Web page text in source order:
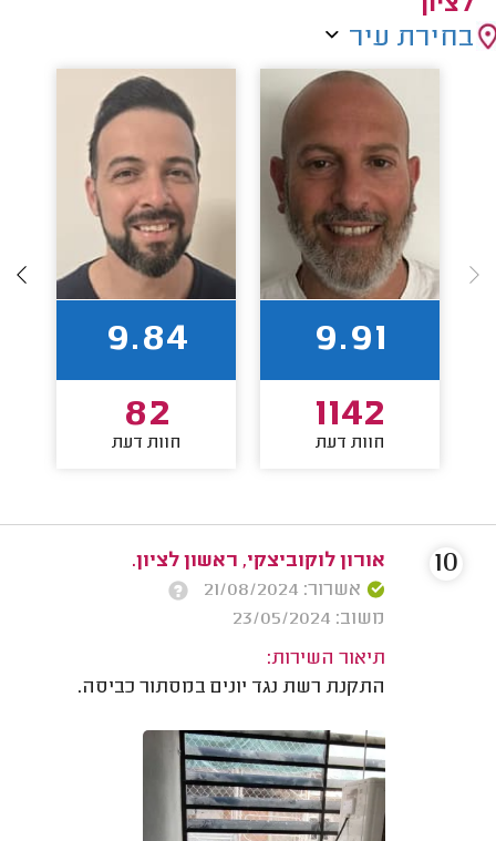
לציון
בחירת עיר
9.91
1142
חוות דעת
9.84
82
חוות דעת
אורון לוקוביצקי, ראשון לציון.
אשרור: 21/08/2024
משוב: 23/05/2024
תיאור השירות:
התקנת רשת נגד יונים במסתור כביסה.
10